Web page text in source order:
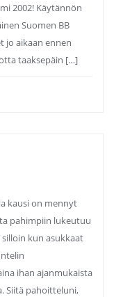
2002! Käytännön
Suomen BB
jo aikaan ennen
taaksepäin […]
kausi on mennyt
pahimpiin lukeutuu
kun asukkaat
ihan ajanmukaista
Siitä pahoitteluni,